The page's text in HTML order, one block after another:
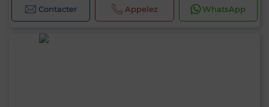
Contacter Appelez WhatsApp